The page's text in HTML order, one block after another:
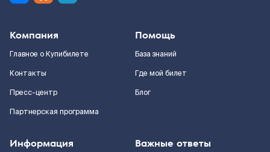
Компания
Главное о Купибилете
Контакты
Пресс-центр
Партнерская программа
Помощь
База знаний
Где мой билет
Блог
Информация Важные ответы